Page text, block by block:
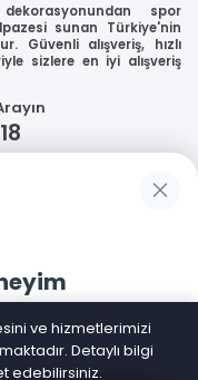
spor
sunan Türkiye'nin
Güvenli alışveriş, hızlı
sizlere en iyi alışveriş
ve kolay alışveriş
ve hizmetlerimizi
Detaylı bilgi
edebilirsiniz.